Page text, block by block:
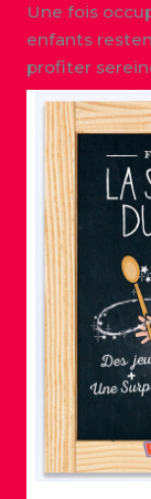
Une fois
enfants
profiter